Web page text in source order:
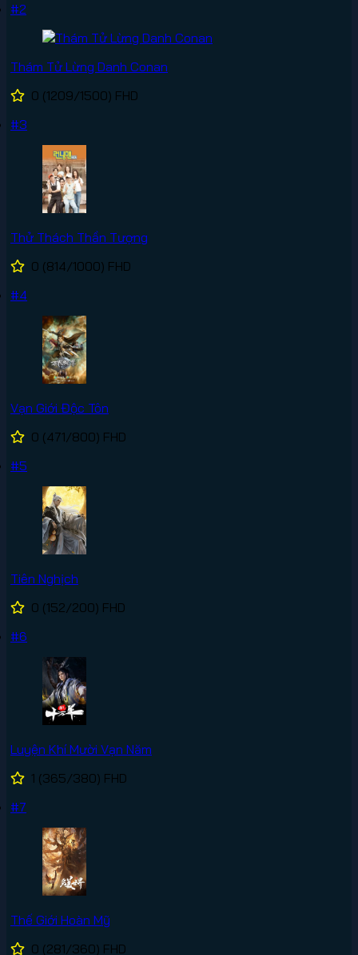
#2
Thám Tử Lừng Danh Conan
0 (1209/1500) FHD
#3
Thử Thách Thần Tượng
0 (814/1000) FHD
#4
Vạn Giới Độc Tôn
0 (471/800) FHD
#5
Tiên Nghịch
0 (152/200) FHD
#6
Luyện Khí Mười Vạn Năm
1 (365/380) FHD
#7
Thế Giới Hoàn Mỹ
0 (281/360) FHD